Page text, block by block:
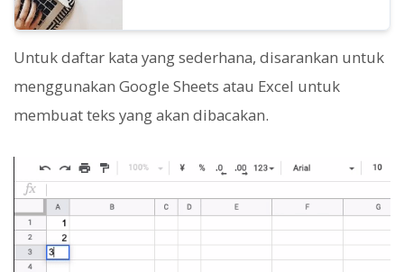
Untuk daftar kata yang sederhana, disarankan untuk
menggunakan Google Sheets atau Excel untuk
membuat teks yang akan dibacakan.